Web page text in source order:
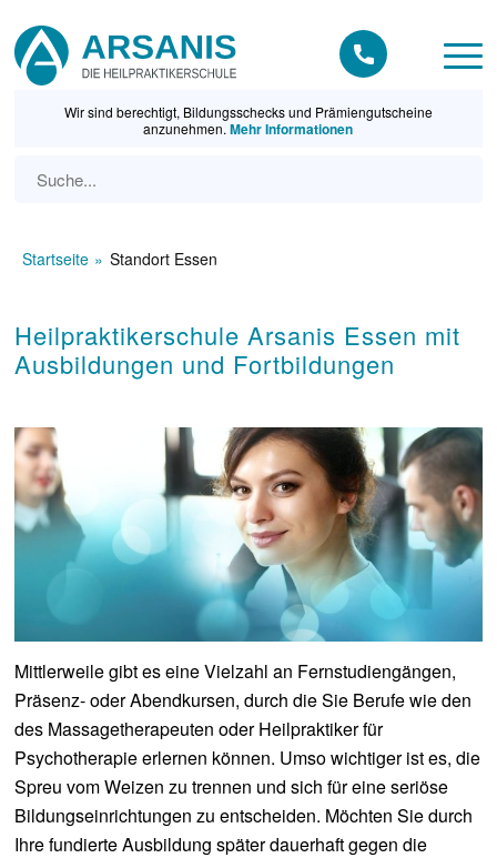
Wir sind berechtigt, Bildungsschecks und Prämiengutscheine
anzunehmen.Mehr Informationen
Startseite Standort Essen
Heilpraktikerschule Arsanis Essen mit
Ausbildungen und Fortbildungen
Mittlerweile gibt es eine Vielzahl an Fernstudiengängen,
Präsenz- oder Abendkursen, durch die Sie Berufe wie den
des Massagetherapeuten oder Heilpraktiker für
Psychotherapie erlernen können. Umso wichtiger ist es, die
Spreu vom Weizen zu trennen und sich für eine seriöse
Bildungseinrichtungen zu entscheiden. Möchten Sie durch
Ihre fundierte Ausbildung später dauerhaft gegen die